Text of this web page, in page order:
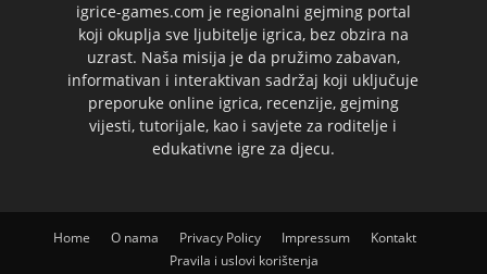
igrice-games.com je regionalni gejming portal
koji okuplja sve ljubitelje igrica, bez obzira na
uzrast. Naša misija je da pružimo zabavan,
informativan i interaktivan sadržaj koji uključuje
preporuke online igrica, recenzije, gejming
vijesti, tutorijale, kao i savjete za roditelje i
edukativne igre za djecu.
Home O nama Privacy Policy Impressum
Kontakt
Pravila i uslovi korištenja